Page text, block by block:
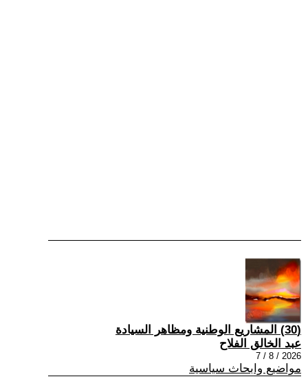
(30) المشاريع الوطنية ومظاهر السيادة
عبد الخالق الفلاح
2026 / 8 / 7
مواضيع وابحاث سياسية